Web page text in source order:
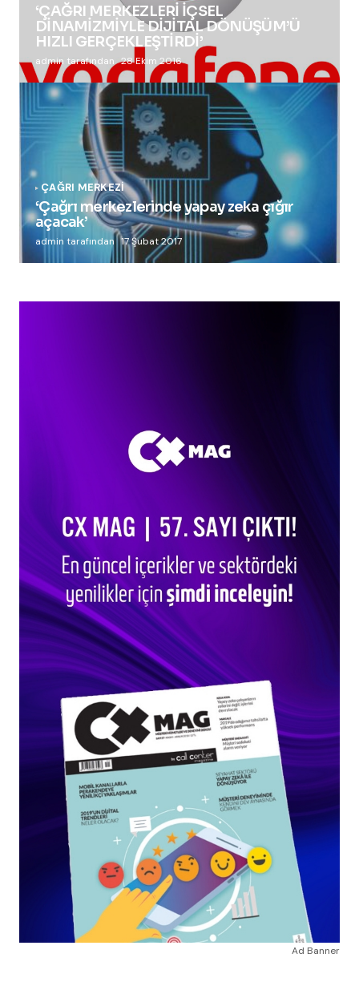
‘ÇAĞRI MERKEZLERİ İÇSEL
DİNAMİZMİYLE DİJİTAL DÖNÜŞÜM’Ü
HIZLI GERÇEKLEŞTİRDİ’
admin tarafından 28 Ekim 2016
ÇAĞRI MERKEZI
‘Çağrı merkezlerinde yapay zeka çığır
açacak’
admin tarafından 17 Şubat 2017
Ad Banner